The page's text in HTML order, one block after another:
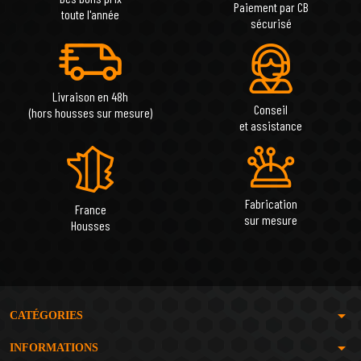
toute l'année
Paiement par CB
sécurisé
Livraison en 48h
(hors housses sur mesure)
Conseil
et assistance
France
Housses
Fabrication
sur mesure
CATÉGORIES arrow_drop_down
INFORMATIONS arrow_drop_down